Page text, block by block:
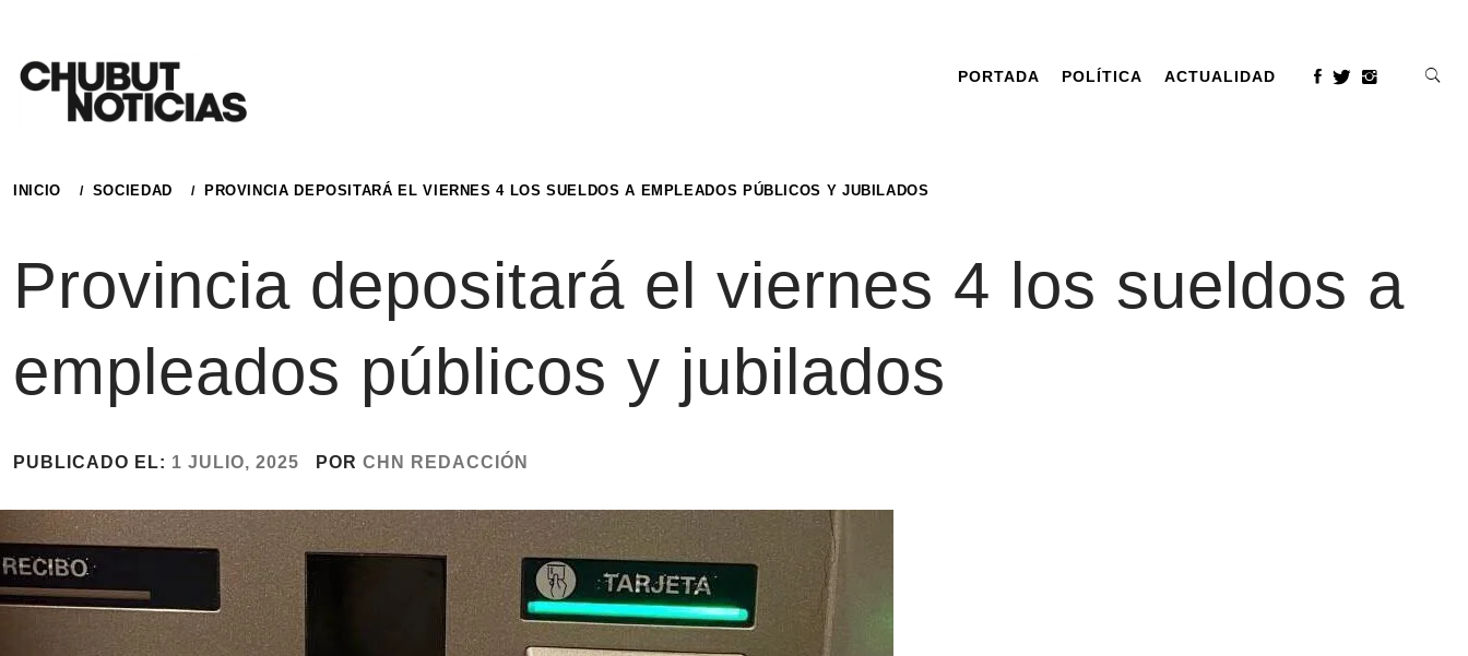
contenido
PORTADA POLÍTICA ACTUALIDAD
INICIO SOCIEDAD PROVINCIA DEPOSITARÁ EL VIERNES 4 LOS SUELDOS A EMPLEADOS PÚBLICOS Y JUBILADOS
Provincia depositará el viernes 4 los sueldos a
empleados públicos y jubilados
PUBLICADO EL: 1 JULIO, 2025 POR CHN REDACCIÓN